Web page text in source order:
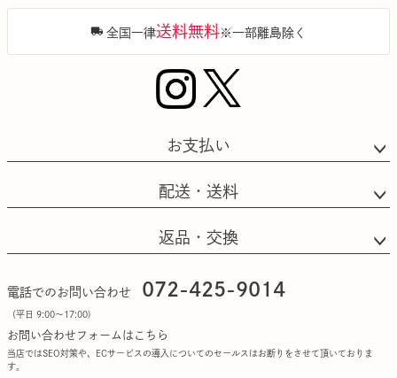
全国一律送料無料※一部離島除く
お支払い
配送・送料
返品・交換
電話でのお問い合わせ 072-425-9014
（平日 9:00〜17:00)
お問い合わせフォームはこちら
当店ではSEO対策や、ECサービスの導入についてのセールスはお断りをさせて頂いておりま
す。